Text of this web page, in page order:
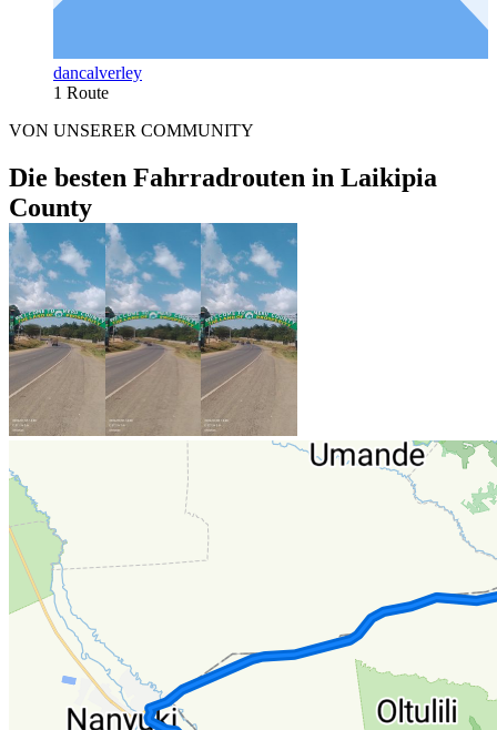
dancalverley
1 Route
VON UNSERER COMMUNITY
Die besten Fahrradrouten in Laikipia
County